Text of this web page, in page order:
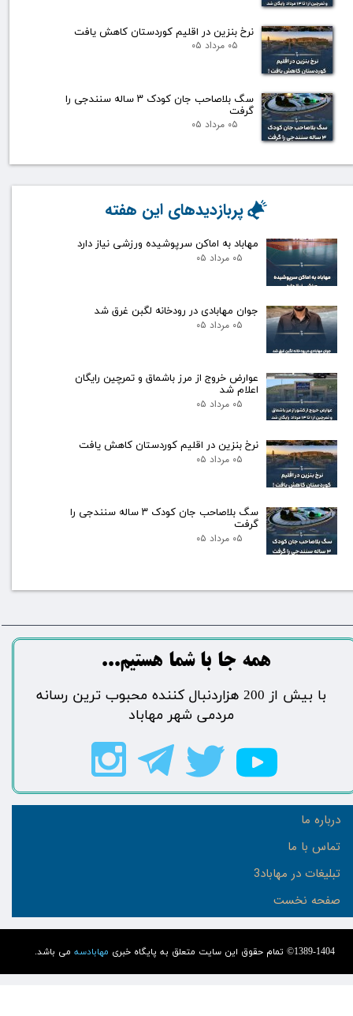
نرخ بنزین در اقلیم کوردستان کاهش یافت
۰۵ مرداد ۰۵
سگ بلاصاحب جان کودک ۳ ساله سنندجی را
گرفت
۰۵ مرداد ۰۵
مهاباد به اماکن سرپوشیده ورزشی نیاز دارد
۰۵ مرداد ۰۵
جوان مهابادی در رودخانه لگبن غرق شد
۰۵ مرداد ۰۵
عوارض خروج از مرز باشماق و تمرچین رایگان
اعلام شد
۰۵ مرداد ۰۵
نرخ بنزین در اقلیم کوردستان کاهش یافت
۰۵ مرداد ۰۵
سگ بلاصاحب جان کودک ۳ ساله سنندجی را
گرفت
۰۵ مرداد ۰۵
پربازدیدهای این هفته
1389-1404© تمام حقوق این سایت متعلق به پایگاه خبری مهابادسه می باشد.
درباره ما
تماس با ما
تبلیغات در مهاباد3
صفحه نخست
​​​همه جا با شما هستیم...​​​​​​​​​​​​​​
​با بیش از 200 هزاردنبال کننده محبوب ترین رسانه
مردمی شهر مهاباد​​​​​​​​​​​​​​